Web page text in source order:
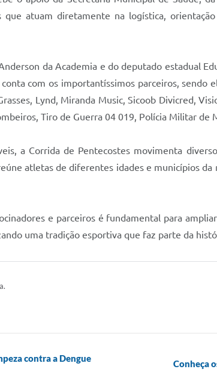
que atuam diretamente na logística,
da Academia e do deputado estadual
com os importantíssimos parceiros, sendo
Lynd, Miranda Music, Sicoob Divicred,
Tiro de Guerra 04 019, Polícia Militar de
a Corrida de Pentecostes movimenta
atletas de diferentes idades e municípios
e parceiros é fundamental para
uma tradição esportiva que faz parte da
contra a Dengue
Conheça